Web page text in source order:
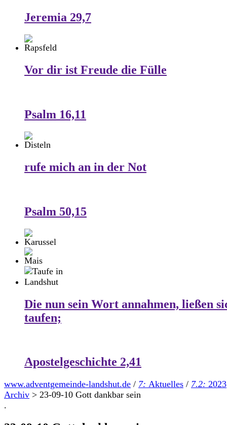
Jeremia 29,7
Vor dir ist Freude die Fülle
Psalm 16,11
rufe mich an in der Not
Psalm 50,15
Die nun sein Wort annahmen, ließen
taufen;
Apostelgeschichte 2,41
www.adventgemeinde-landshut.de / 7: Aktuelles / 7.2: 2023
Archiv > 23-09-10 Gott dankbar sein
.